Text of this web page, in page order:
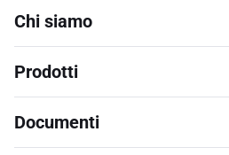
Chi siamo
Prodotti
Documenti